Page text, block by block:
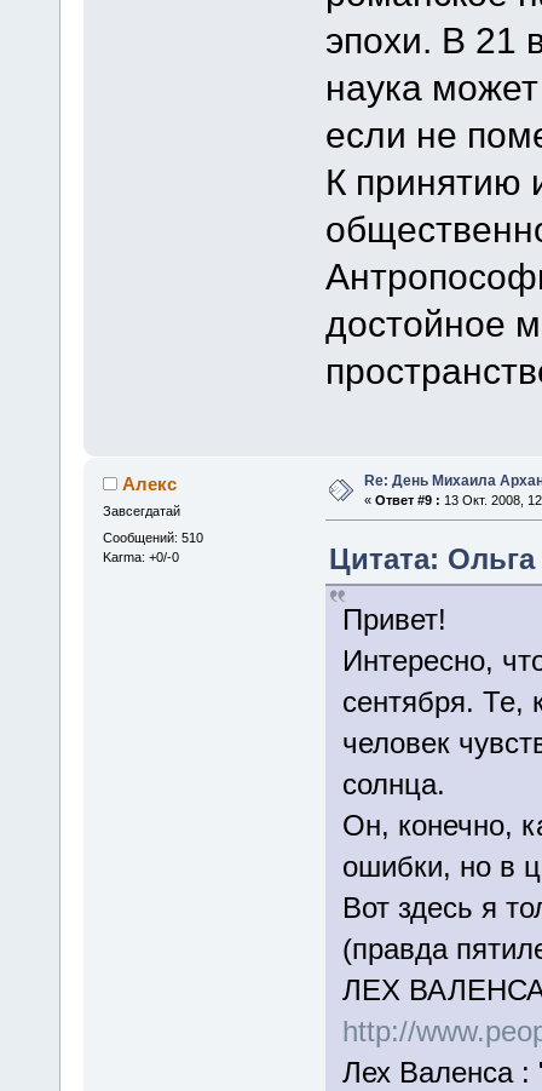
эпохи. В 21
наука
если не
К принятию
достойное
Алекс
Завсегдатай
Сообщений: 510
Karma: +0/-0
Re: День Михаила
« Ответ #9 : 13 Окт. 2008,
Цитата: Ольга
Привет!
Интересно,
сентября. Те,
человек
солнца.
Он, конечно,
ошибки, но в
Вот здесь я
(правда
ЛЕХ
http://
Лех Валенса :